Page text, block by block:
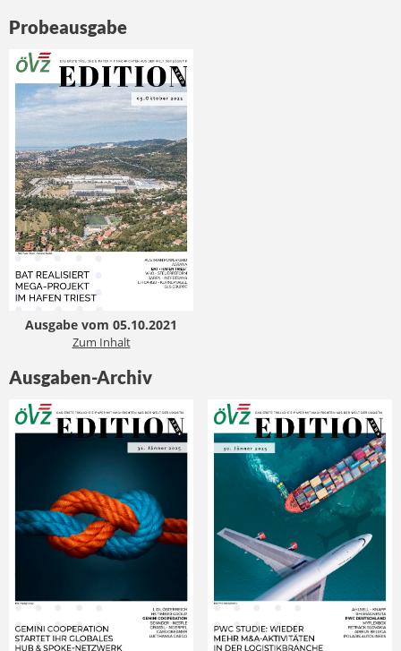
Probeausgabe
Ausgabe vom 05.10.2021
Zum Inhalt
Ausgaben-Archiv